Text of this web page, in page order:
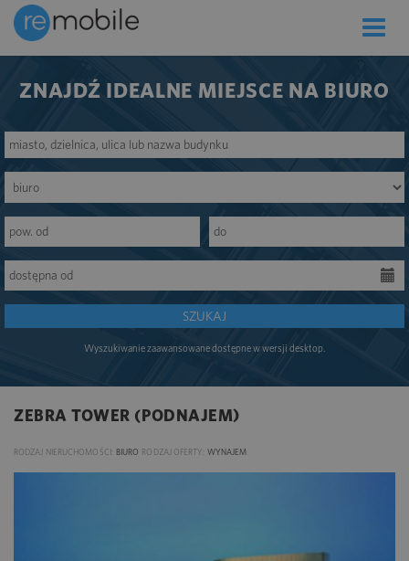
Toggle
ZNAJDŹ IDEALNE MIEJSCE NA BIURO
SZUKAJ
Wyszukiwanie zaawansowane dostępne w wersji desktop.
ZEBRA TOWER (PODNAJEM)
RODZAJ NIERUCHOMOŚCI: BIURO RODZAJ OFERTY: WYNAJEM